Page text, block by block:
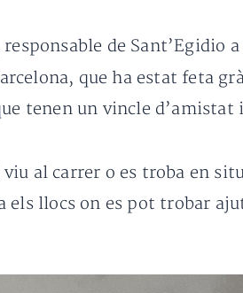
responsable de Sant’Egidio
que ha estat feta
tenen un vincle
al carrer o es troba en
llocs on es pot trobar